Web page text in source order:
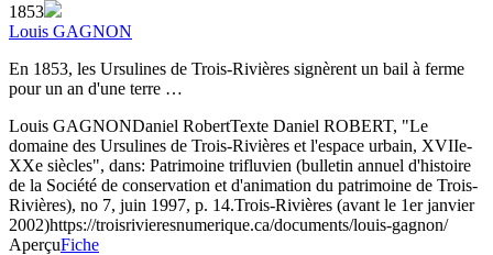
1853
Louis GAGNON
En 1853, les Ursulines de Trois-Rivières signèrent un bail à ferme
pour un an d'une terre …
Louis GAGNONDaniel RobertTexte Daniel ROBERT, "Le
domaine des Ursulines de Trois-Rivières et l'espace urbain, XVIIe-
XXe siècles", dans: Patrimoine trifluvien (bulletin annuel d'histoire
de la Société de conservation et d'animation du patrimoine de Trois-
Rivières), no 7, juin 1997, p. 14.Trois-Rivières (avant le 1er janvier
2002)https://troisrivieresnumerique.ca/documents/louis-gagnon/
AperçuFiche